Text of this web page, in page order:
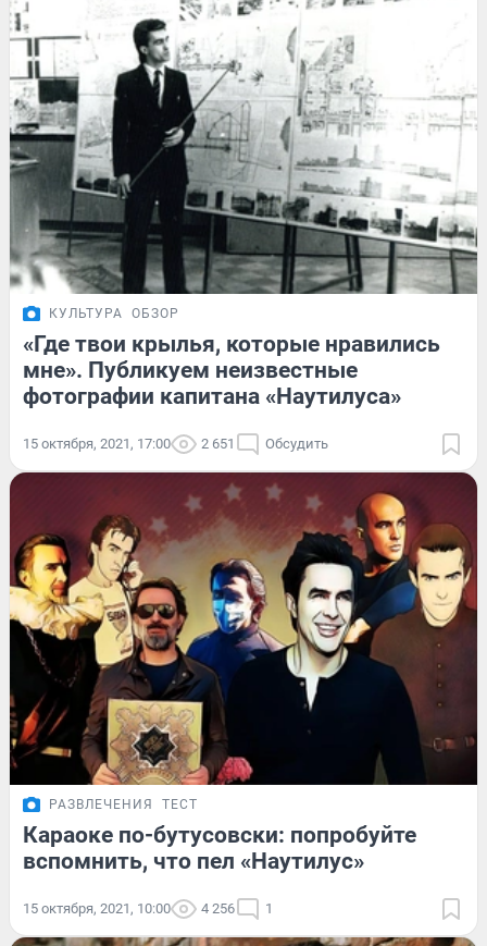
КУЛЬТУРА ОБЗОР
«Где твои крылья, которые нравились
мне». Публикуем неизвестные
фотографии капитана «Наутилуса»
15 октября, 2021, 17:00 2 651 Обсудить
РАЗВЛЕЧЕНИЯ ТЕСТ
Караоке по-бутусовски: попробуйте
вспомнить, что пел «Наутилус»
15 октября, 2021, 10:00 4 256 1